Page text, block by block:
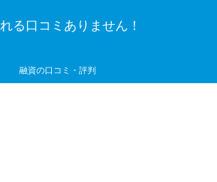
る口コミありません！
融資の口コミ・評判